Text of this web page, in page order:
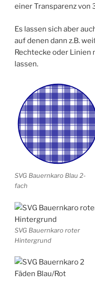
einer Transparenz von
Es lassen sich aber
auf denen dann z.B.
Rechtecke oder Linien
lassen.
SVG Bauernkaro Blau 2-
fach
SVG Bauernkaro roter
Hintergrund